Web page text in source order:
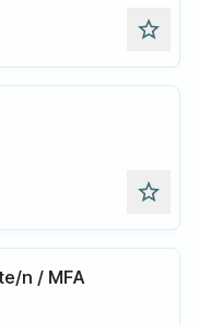
star_outline
star_outline
n / MFA